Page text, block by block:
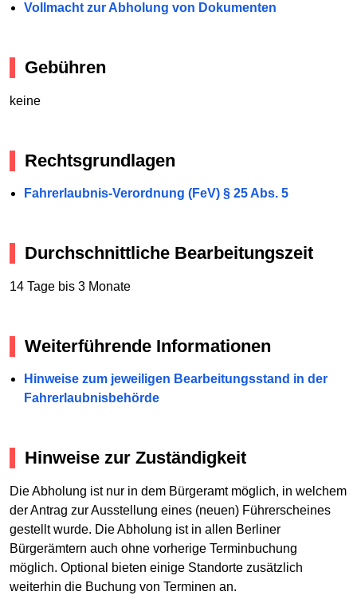
Vollmacht zur Abholung von Dokumenten
Gebühren
keine
Rechtsgrundlagen
Fahrerlaubnis-Verordnung (FeV) § 25 Abs. 5
Durchschnittliche Bearbeitungszeit
14 Tage bis 3 Monate
Weiterführende Informationen
Hinweise zum jeweiligen Bearbeitungsstand in der
Fahrerlaubnisbehörde
Hinweise zur Zuständigkeit
Die Abholung ist nur in dem Bürgeramt möglich, in welchem
der Antrag zur Ausstellung eines (neuen) Führerscheines
gestellt wurde. Die Abholung ist in allen Berliner
Bürgerämtern auch ohne vorherige Terminbuchung
möglich. Optional bieten einige Standorte zusätzlich
weiterhin die Buchung von Terminen an.